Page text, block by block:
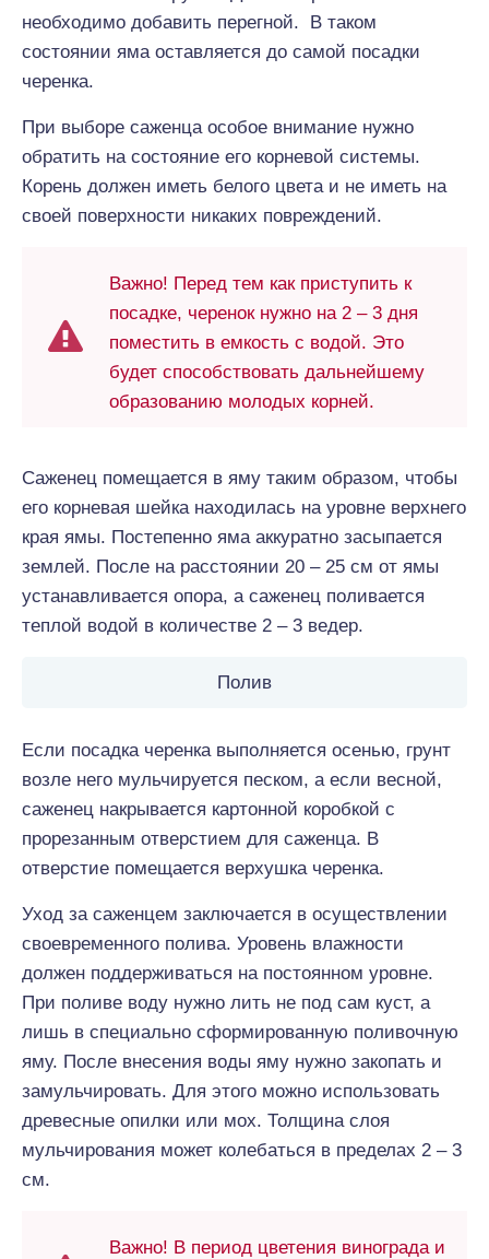
необходимо добавить перегной. В таком
состоянии яма оставляется до самой посадки
черенка.
При выборе саженца особое внимание нужно
обратить на состояние его корневой системы.
Корень должен иметь белого цвета и не иметь на
своей поверхности никаких повреждений.
Важно! Перед тем как приступить к
посадке, черенок нужно на 2 – 3 дня
поместить в емкость с водой. Это
будет способствовать дальнейшему
образованию молодых корней.
Саженец помещается в яму таким образом, чтобы
его корневая шейка находилась на уровне верхнего
края ямы. Постепенно яма аккуратно засыпается
землей. После на расстоянии 20 – 25 см от ямы
устанавливается опора, а саженец поливается
теплой водой в количестве 2 – 3 ведер.
Полив
Если посадка черенка выполняется осенью, грунт
возле него мульчируется песком, а если весной,
саженец накрывается картонной коробкой с
прорезанным отверстием для саженца. В
отверстие помещается верхушка черенка.
Уход за саженцем заключается в осуществлении
своевременного полива. Уровень влажности
должен поддерживаться на постоянном уровне.
При поливе воду нужно лить не под сам куст, а
лишь в специально сформированную поливочную
яму. После внесения воды яму нужно закопать и
замульчировать. Для этого можно использовать
древесные опилки или мох. Толщина слоя
мульчирования может колебаться в пределах 2 – 3
см.
Важно! В период цветения винограда и